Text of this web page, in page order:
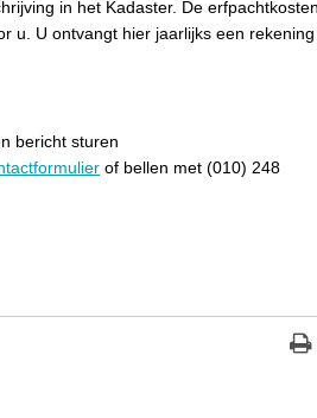
in het Kadaster. De
u. U ontvangt hier jaarlijks een rekening
bericht sturen
of bellen met (010) 248